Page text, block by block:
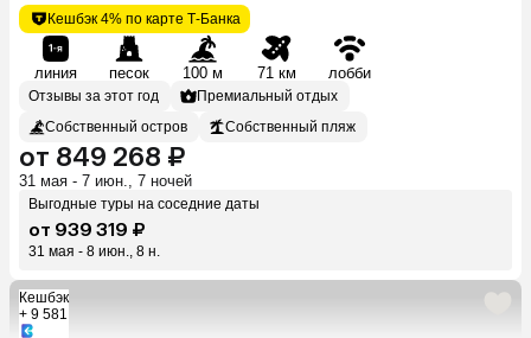
Кешбэк 4% по карте Т-Банка
линия песок 100 м 71 км лобби
Отзывы за этот год
Премиальный отдых
Собственный остров
Собственный пляж
от 849 268 ₽
31 мая - 7 июн., 7 ночей
Выгодные туры на соседние даты
от 939 319 ₽
31 мая - 8 июн., 8 н.
Кешбэк
+ 9 581